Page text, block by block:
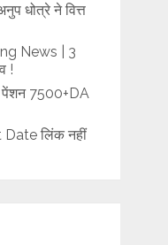
धोत्रे ने वित्त
News | 3
!
पेंशन 7500+DA
लिंक नहीं